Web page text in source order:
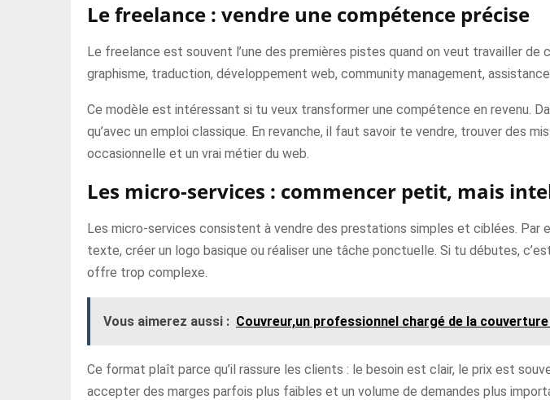
Le freelance : vendre une compétence précise
Le freelance est souvent l’une des premières pistes quand on veut travailler
graphisme, traduction, développement web, community management,
Ce modèle est intéressant si tu veux transformer une compétence en revenu.
qu’avec un emploi classique. En revanche, il faut savoir te vendre, trouver des
occasionnelle et un vrai métier du web.
Les micro-services : commencer petit, mais
Les micro-services consistent à vendre des prestations simples et ciblées. Par
texte, créer un logo basique ou réaliser une tâche ponctuelle. Si tu débutes,
offre trop complexe.
Vous aimerez aussi : Couvreur,un professionnel chargé de la
Ce format plaît parce qu’il rassure les clients : le besoin est clair, le prix est
accepter des marges parfois plus faibles et un volume de demandes plus